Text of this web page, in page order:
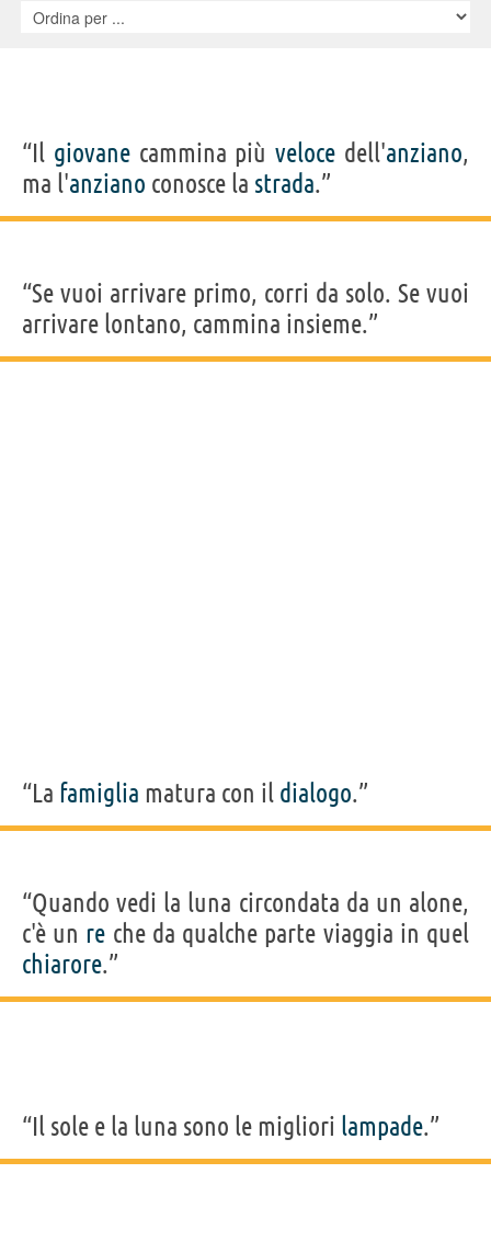
“Il giovanecammina piùveloce dell'anziano,
ma l'anziano conosce la strada.”
“Se vuoi arrivare primo, corri da solo. Se vuoi
arrivare lontano, cammina insieme.”
“La famiglia matura con il dialogo.”
“Quando vedi la luna circondata da un alone,
c'è un re che da qualche parte viaggia in quel
chiarore.”
“Il sole e la luna sono le migliori lampade.”